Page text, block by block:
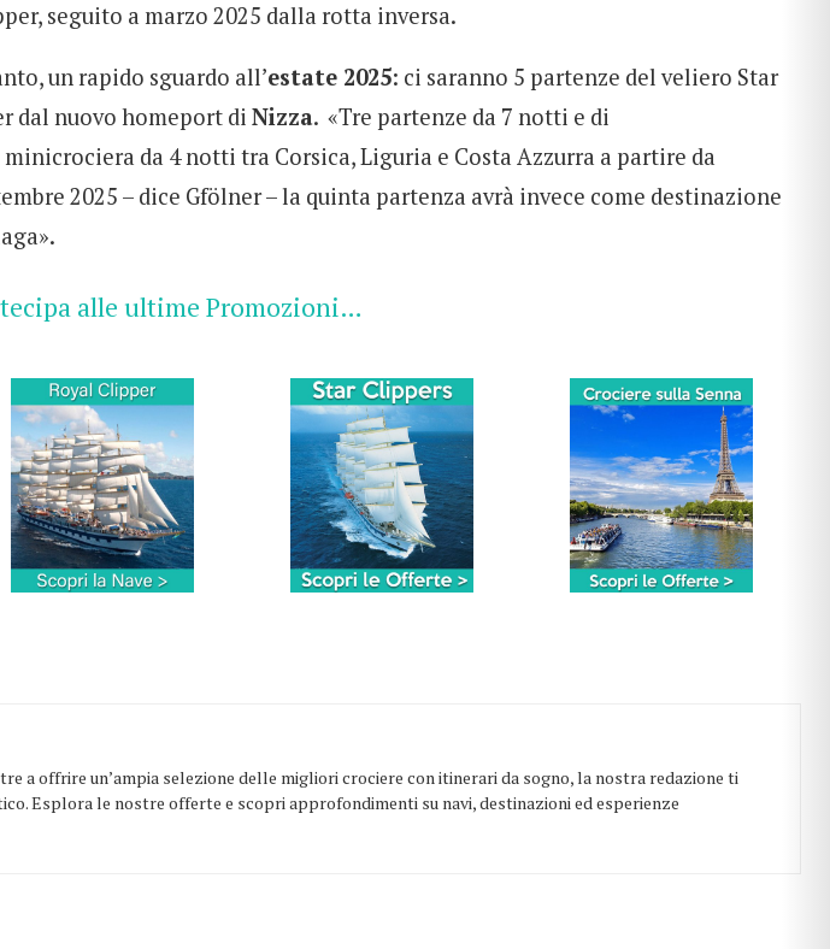
seguito a marzo 2025 dalla rotta inversa.
un rapido sguardo all’estate 2025: ci saranno 5 partenze del veliero Star
dal nuovo homeport di Nizza. «Tre partenze da 7 notti e di
minicrociera da 4 notti tra Corsica, Liguria e Costa Azzurra a partire da
2025 – dice Gfölner – la quinta partenza avrà invece come destinazione
alle ultime Promozioni…
a offrire un’ampia selezione delle migliori crociere con itinerari da sogno, la nostra redazione ti
Esplora le nostre offerte e scopri approfondimenti su navi, destinazioni ed esperienze